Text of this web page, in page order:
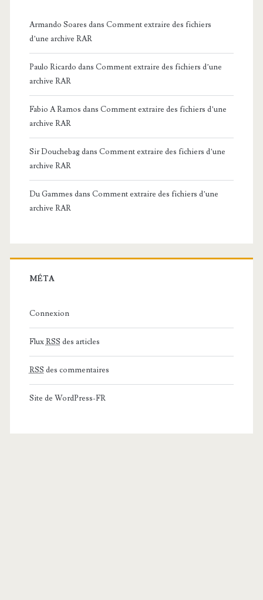
Armando Soares dans Comment extraire des fichiers
d’une archive RAR
Paulo Ricardo dans Comment extraire des fichiers d’une
archive RAR
Fabio A Ramos dans Comment extraire des fichiers d’une
archive RAR
Sir Douchebagdans Comment extraire des fichiers d’une
archive RAR
Du Gammes dans Comment extraire des fichiers d’une
archive RAR
MÉTA
Connexion
FluxRSS des articles
RSS des commentaires
Site de WordPress-FR